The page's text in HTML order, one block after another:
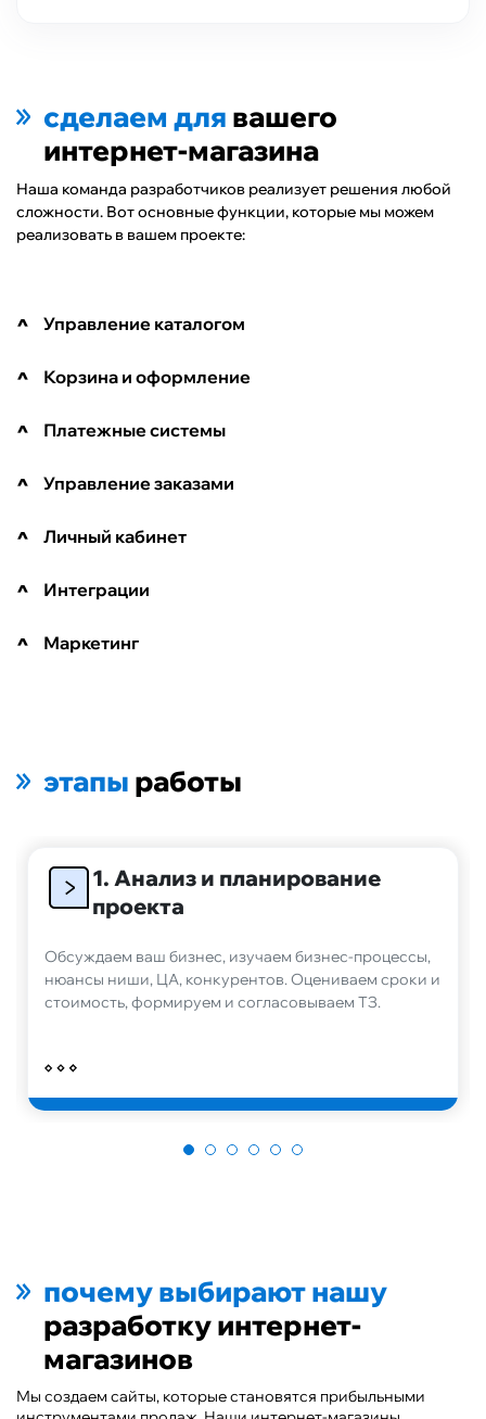
сделаем для вашего
интернет-магазина
Наша команда разработчиков реализует решения любой
сложности. Вот основные функции, которые мы можем
реализовать в вашем проекте:
Управление каталогом
Корзина и оформление
Платежные системы
Управление заказами
Личный кабинет
Интеграции
Маркетинг
этапы работы
1. Анализ и планирование
проекта
Обсуждаем ваш бизнес, изучаем бизнес-процессы,
нюансы ниши, ЦА, конкурентов. Оцениваем сроки и
стоимость, формируем и согласовываем ТЗ.
почему выбирают нашу
разработку интернет-
магазинов
Мы создаем сайты, которые становятся прибыльными